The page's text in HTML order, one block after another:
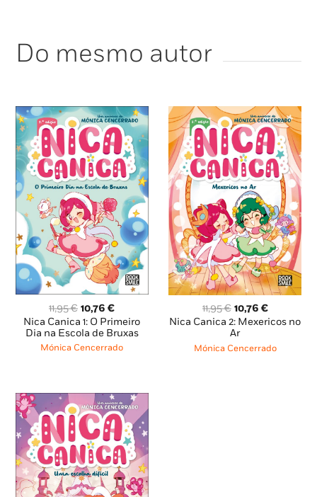
Do mesmo autor
11,95€ O
preço
original
era:
10,76€O
preço
atual
é:
Nica Canica 1: O Primeiro
Dia na Escola de Bruxas
Mónica Cencerrado
11,95€ O
preço
original
era:
10,76 €O
preço
é:
Nica Canica 2: Mexericos no
Ar
Mónica Cencerrado